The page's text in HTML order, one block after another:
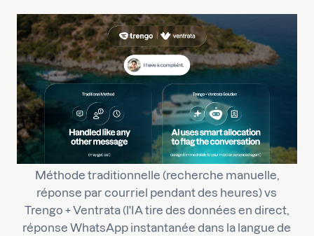
Méthode traditionnelle (recherche manuelle,
réponse par courriel pendant des heures) vs
Trengo + Ventrata (l'IA tire des données en direct,
réponse WhatsApp instantanée dans la langue de